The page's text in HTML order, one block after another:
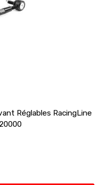
Réglables RacingLine